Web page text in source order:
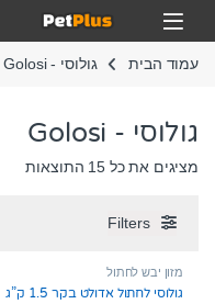
Skip to navigation
Skip to content
Open
עמוד הבית גולוסי - Golosi
גולוסי - Golosi
מציגים את כל ⁦15⁩ התוצאות
Filters
מזון יבש לחתול
גולוסי לחתול אדולט בקר 1.5 ק”ג